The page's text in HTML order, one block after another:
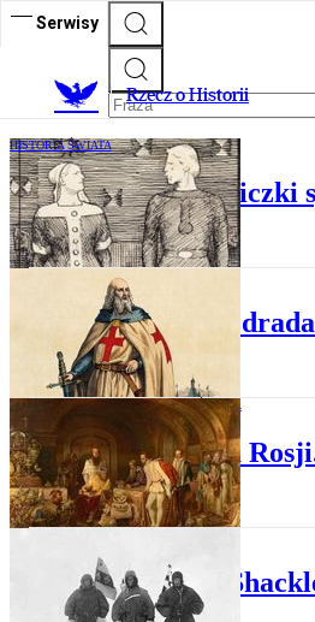
Serwisy
Rzecz o Historii
HISTORIA ŚWIATA
Słowiańskie księżniczki
Ogień,
HISTORIA ŚWIATA
Historia
Ernest